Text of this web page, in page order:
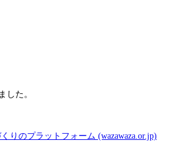
した。
りのプラットフォーム (wazawaza.or.jp)